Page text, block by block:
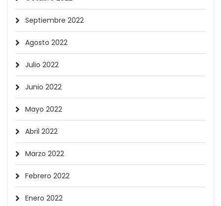
Septiembre 2022
Agosto 2022
Julio 2022
Junio 2022
Mayo 2022
Abril 2022
Marzo 2022
Febrero 2022
Enero 2022